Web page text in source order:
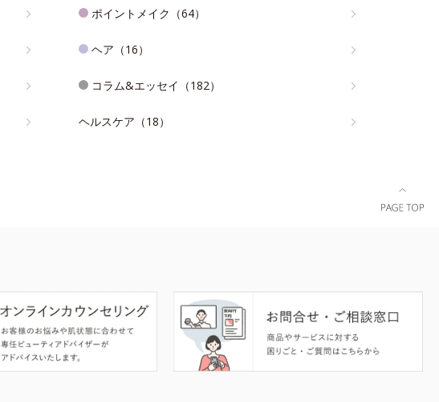
ポイントメイク（64）
ヘア（16）
コラム&エッセイ（182）
ヘルスケア（18）